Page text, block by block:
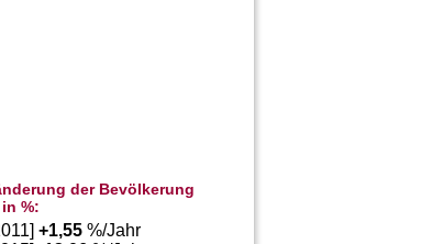
der Bevölkerung
%:
+1,55 %/Jahr